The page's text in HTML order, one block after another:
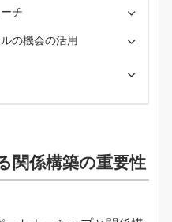
チ
の機会の活用
関係構築の重要性